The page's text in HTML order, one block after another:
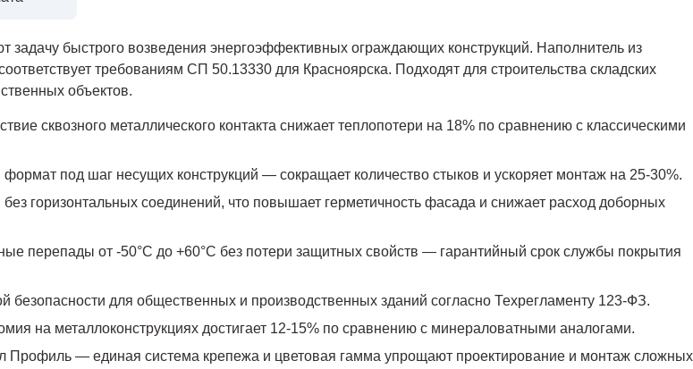
быстрого возведения энергоэффективных ограждающих конструкций. Наполнитель из
требованиям СП 50.13330 для Красноярска. Подходят для строительства складских
объектов.
сквозного металлического контакта снижает теплопотери на 18% по сравнению с классическими
под шаг несущих конструкций — сокращает количество стыков и ускоряет монтаж на 25-30%.
горизонтальных соединений, что повышает герметичность фасада и снижает расход доборных
перепады от -50°С до +60°С без потери защитных свойств — гарантийный срок службы покрытия
безопасности для общественных и производственных зданий согласно Техрегламенту 123-ФЗ.
на металлоконструкциях достигает 12-15% по сравнению с минераловатными аналогами.
— единая система крепежа и цветовая гамма упрощают проектирование и монтаж сложных